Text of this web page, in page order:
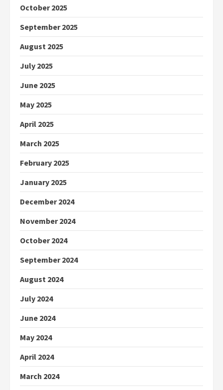
October 2025
September 2025
August 2025
July 2025
June 2025
May 2025
April 2025
March 2025
February 2025
January 2025
December 2024
November 2024
October 2024
September 2024
August 2024
July 2024
June 2024
May 2024
April 2024
March 2024